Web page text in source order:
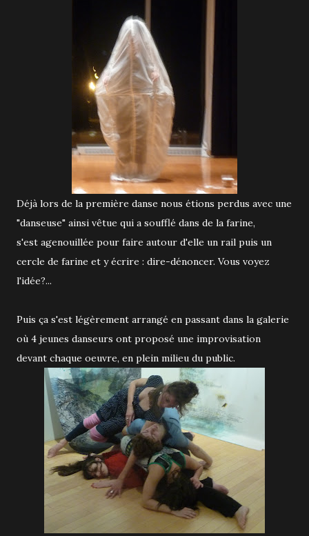
Déjà lors de la première danse nous étions perdus avec une
"danseuse" ainsi vêtue qui a soufflé dans de la farine,
s'est agenouillée pour faire autour d'elle un rail puis un
cercle de farine et y écrire : dire-dénoncer. Vous voyez
l'idée?...
Puis ça s'est légèrement arrangé en passant dans la galerie
où 4 jeunes danseurs ont proposé une improvisation
devant chaque oeuvre, en plein milieu du public.